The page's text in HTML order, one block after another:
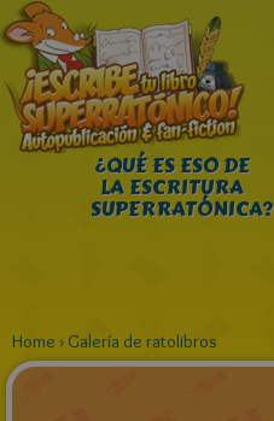
¿QUÉ ES ESO DE
LA ESCRITURA
SUPERRATÓNICA?
Home › Galería de ratolibros